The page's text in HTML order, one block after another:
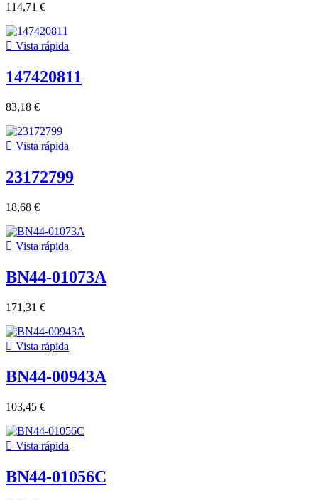
114,71 €
 Vista rápida
147420811
83,18 €
 Vista rápida
23172799
18,68 €
 Vista rápida
BN44-01073A
171,31 €
 Vista rápida
BN44-00943A
103,45 €
 Vista rápida
BN44-01056C